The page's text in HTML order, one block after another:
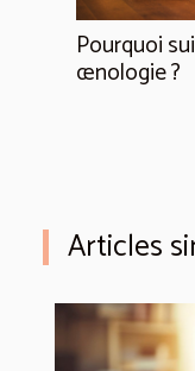
Pourquoi
œnologie ?
Articles